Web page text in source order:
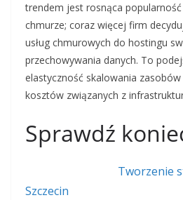
trendem jest rosnąca
chmurze; coraz więcej firm
usług chmurowych do hostingu
przechowywania danych. To
elastyczność skalowania
kosztów związanych z
Sprawdź
Tworzenie
Szczecin